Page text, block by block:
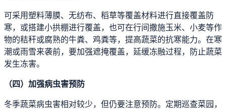
可采用塑料薄膜、无纺布、稻草等覆盖材料进行直接覆盖防
寒，或搭建小拱棚进行覆盖，也可在行间撒施玉米、小麦等作
物的秸秆或腐熟的牛粪、鸡粪等，提高蔬菜的抗寒能力。在寒
潮或雨雪来袭前，要加强遮掩覆盖，延缓冻融过程，防止蔬菜
发生冻害。
（四）加强病虫害预防
冬季蔬菜病虫害相对较少，但仍要注意预防。定期巡查菜园，